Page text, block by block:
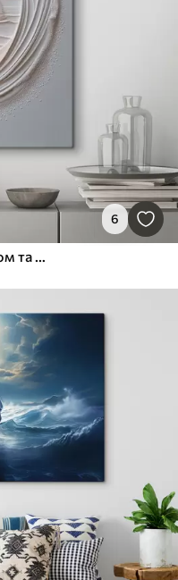
6
Морський пейзаж із вітрильником та ефектом рельєфу